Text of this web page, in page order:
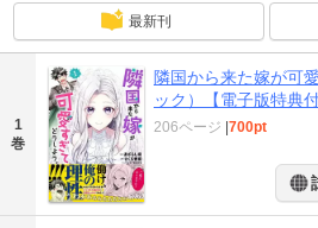
最新刊
1
巻
隣国から来た嫁が可
ック）【電子版特典
206ページ 700pt